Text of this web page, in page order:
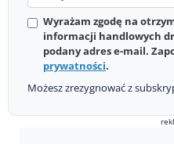
Wyrażam zgodę na
informacji handlowych
podany adres e-mail.
prywatności.
Możesz zrezygnować z